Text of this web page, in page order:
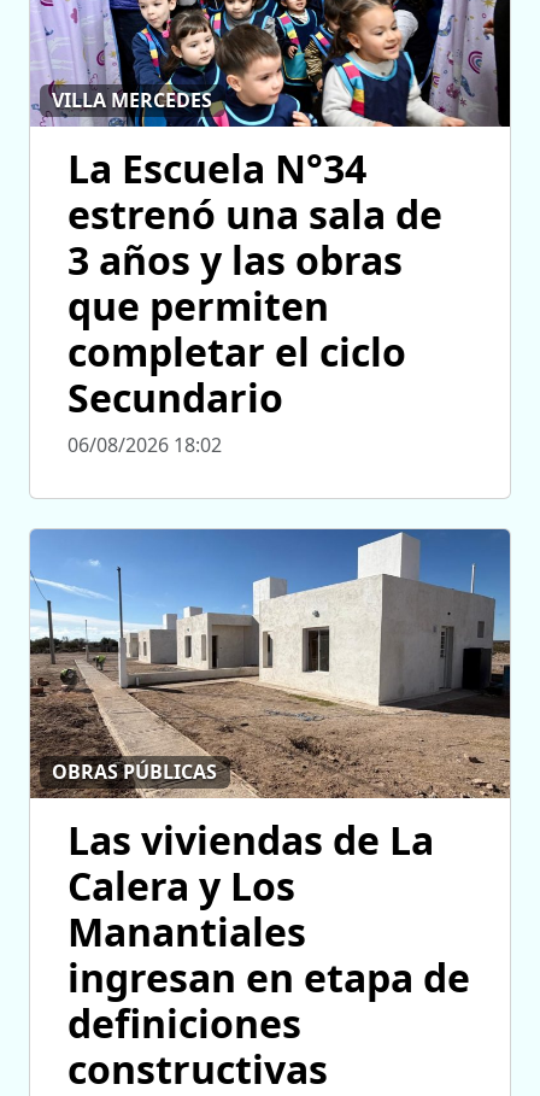
VILLA MERCEDES
La Escuela N°34
estrenó una sala de
3 años y las obras
que permiten
completar el ciclo
Secundario
06/08/2026 18:02
OBRAS PÚBLICAS
Las viviendas de La
Calera y Los
Manantiales
ingresan en etapa de
definiciones
constructivas